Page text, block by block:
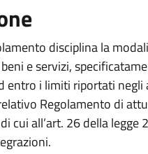
disciplina la
e servizi,
entro i limiti riportati negli
Regolamento di
cui all’art. 26 della